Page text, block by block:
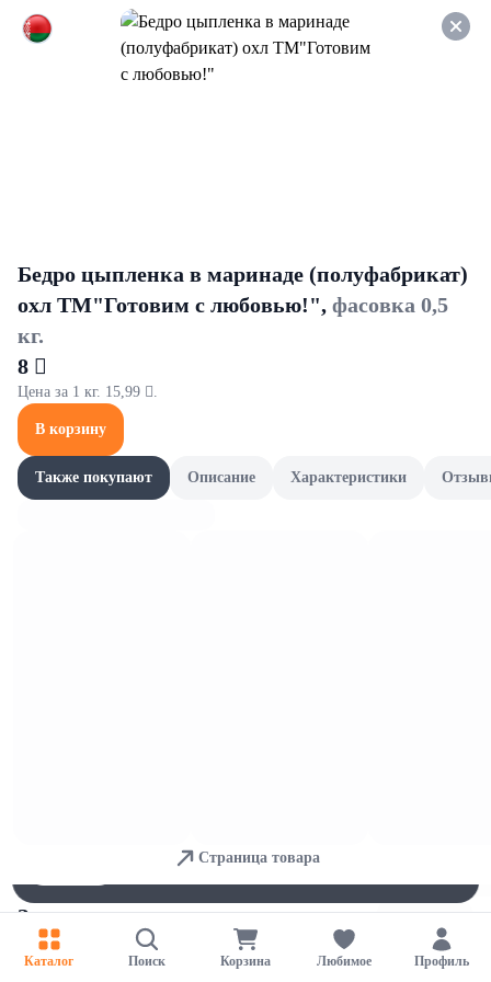
Оформляйте заказ НА
САМОВЫВОЗ и получайте
СКИДКУ 7%
Защита от солнца
Каталог Поиск Корзина Любимое Профиль
Отказаться Настройки
Бедро цыпленка в маринаде (полуфабрикат)
охл ТМ"Готовим с любовью!", фасовка 0,5
кг.
8 
Цена за 1 кг. 15,99 .
В корзину
Также покупают Описание Характеристики
Страница товара